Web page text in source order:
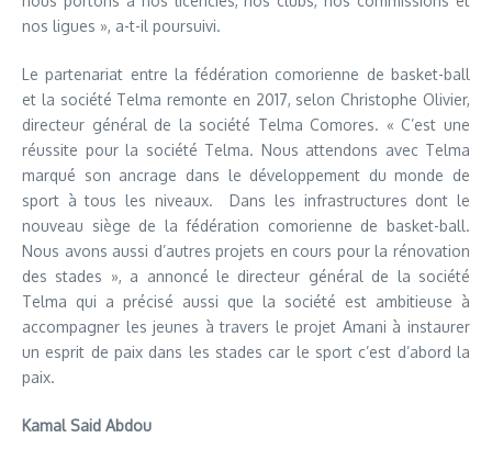
nos ligues », a-t-il poursuivi.
Le partenariat entre la fédération comorienne de basket-ball
et la société Telma remonte en 2017, selon Christophe Olivier,
directeur général de la société Telma Comores. « C’est une
réussite pour la société Telma. Nous attendons avec Telma
marqué son ancrage dans le développement du monde de
sport à tous les niveaux. Dans les infrastructures dont le
nouveau siège de la fédération comorienne de basket-ball.
Nous avons aussi d’autres projets en cours pour la rénovation
des stades », a annoncé le directeur général de la société
Telma qui a précisé aussi que la société est ambitieuse à
accompagner les jeunes à travers le projet Amani à instaurer
un esprit de paix dans les stades car le sport c’est d’abord la
paix.
Kamal Said Abdou